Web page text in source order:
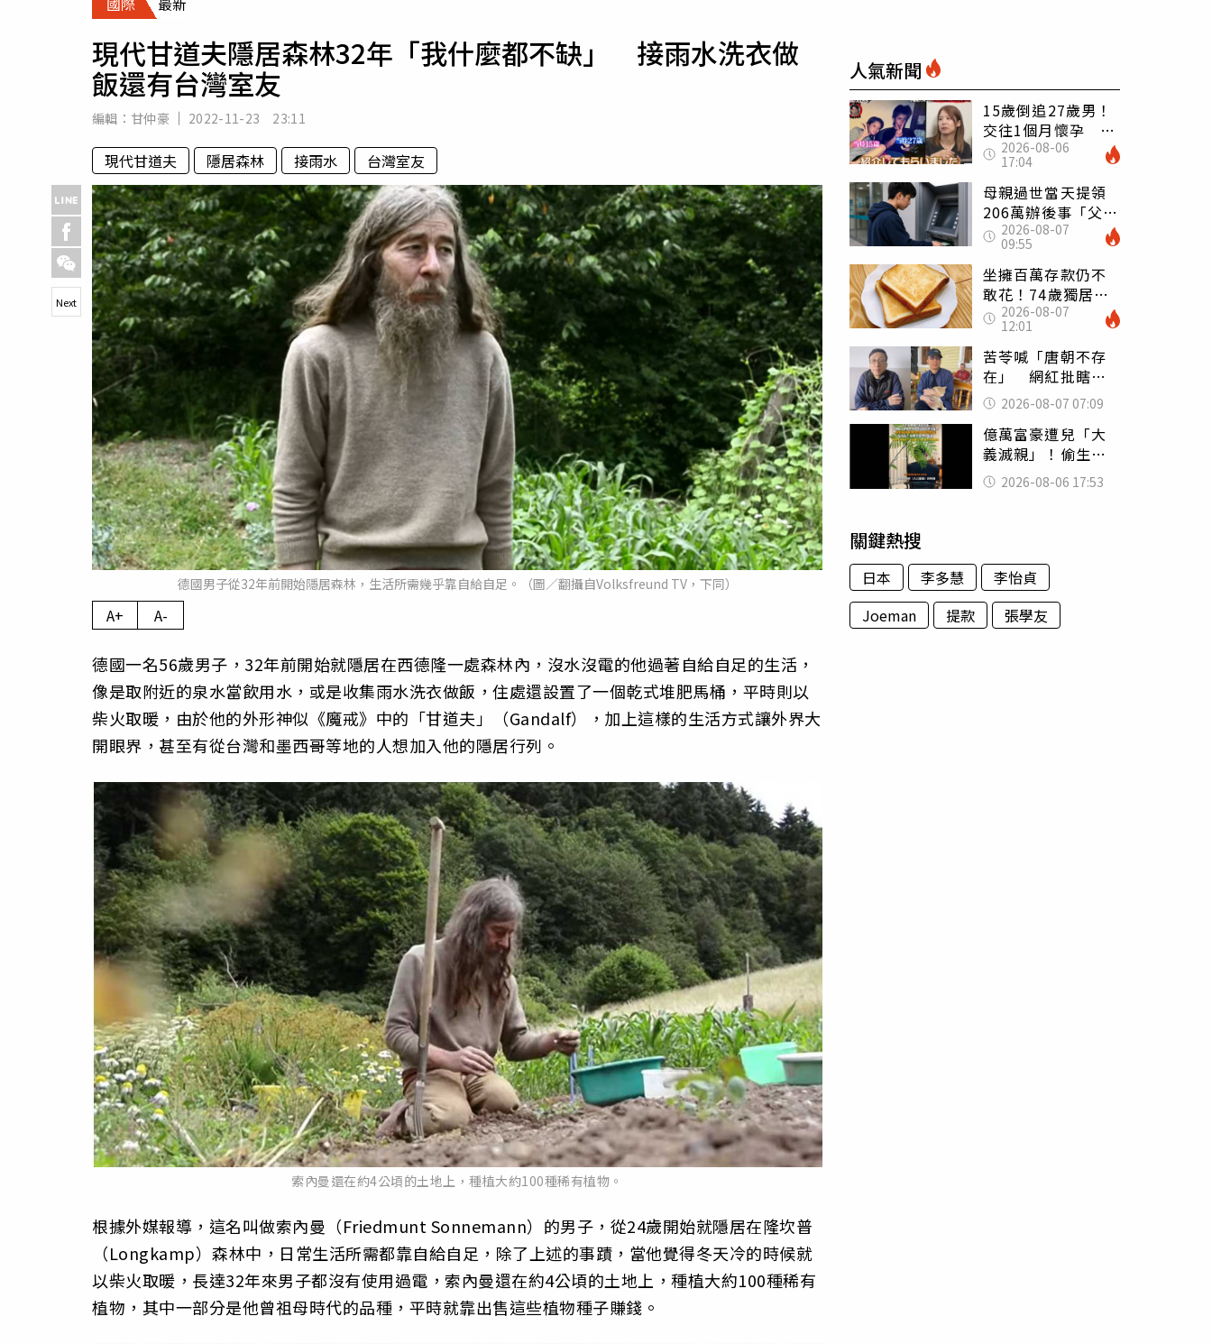
專欄
運勢
現代甘道夫隱居森林32年「我什麼都不缺」 接雨水洗衣做
飯還有台灣室友
編輯： 甘仲豪 2022-11-23 23:11
現代甘道夫 隱居森林 接雨水 台灣室友
德國男子從32年前開始隱居森林，生活所需幾乎靠自給自足。（圖／翻攝自Volksfreund TV，下同）
Next
A+ A-
德國一名56歲男子，32年前開始就隱居在西德隆一處森林內，沒水沒電的他過著自給自足的生活，
像是取附近的泉水當飲用水，或是收集雨水洗衣做飯，住處還設置了一個乾式堆肥馬桶，平時則以
柴火取暖，由於他的外形神似《魔戒》中的「甘道夫」（Gandalf），加上這樣的生活方式讓外界大
開眼界，甚至有從台灣和墨西哥等地的人想加入他的隱居行列。
索內曼還在約4公頃的土地上，種植大約100種稀有植物。
根據外媒報導，這名叫做索內曼（Friedmunt Sonnemann）的男子，從24歲開始就隱居在隆坎普
（Longkamp）森林中，日常生活所需都靠自給自足，除了上述的事蹟，當他覺得冬天冷的時候就
以柴火取暖，長達32年來男子都沒有使用過電，索內曼還在約4公頃的土地上，種植大約100種稀有
植物，其中一部分是他曾祖母時代的品種，平時就靠出售這些植物種子賺錢。
人氣新聞
15歲倒追27歲男！
交往1個月懷孕 36
歲當阿嬤故事曝光
2026-08-06
17:04
母親過世當天提領
206萬辦後事「父子
遭判刑」 律師：
搶錢先下手是罪
2026-08-07
09:55
坐擁百萬存款仍不
敢花！74歲獨居翁
「1餐只吃1片吐
司」 半年後暴瘦
嚇壞女兒
2026-08-07
12:01
苦苓喊「唐朝不存
在」 網紅批瞎編
歷史：李白、杜甫
用鮮卑文寫詩？
2026-08-07 07:09
億萬富豪遭兒「大
義滅親」！偷生子
怕曝光 竟盜鄰居
身份辦假證落戶
2026-08-06 17:53
關鍵熱搜
日本 李多慧
李怡貞
Joeman
提款 張學友